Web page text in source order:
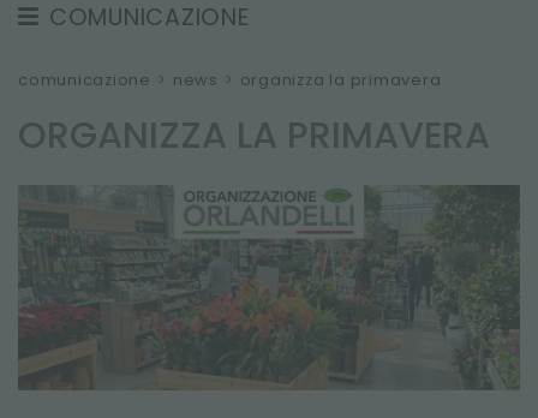
ALTRI RISULTATI PER TE:
COMUNICAZIONE
TESTIMONIAL
NEWSLETTER
comunicazione > news > organizza la primavera
ORGANIZZA LA PRIMAVERA